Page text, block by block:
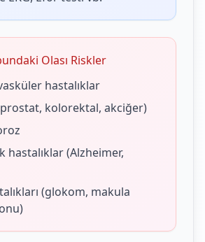
Olası Riskler
hastalıklar
kolorektal, akciğer)
hastalıklar (Alzheimer,
(glokom, makula